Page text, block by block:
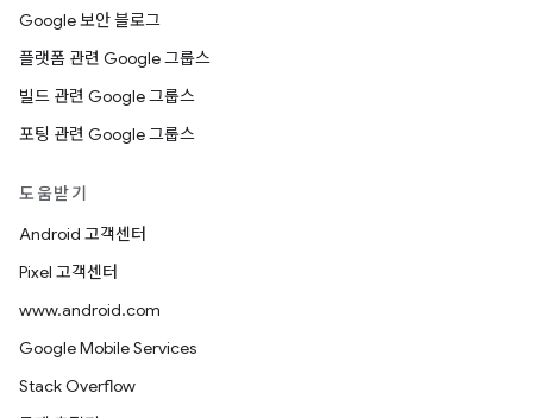
Google 보안 블로그
플랫폼 관련 Google 그룹스
빌드 관련 Google 그룹스
포팅 관련 Google 그룹스
도움받기
Android 고객센터
Pixel 고객센터
www.android.com
Google Mobile Services
Stack Overflow